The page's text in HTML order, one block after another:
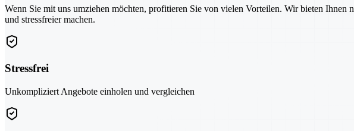
Wenn Sie mit uns umziehen möchten, profitieren Sie von vielen Vorteilen. Wir bieten
und stressfreier machen.
Stressfrei
Unkompliziert Angebote einholen und vergleichen